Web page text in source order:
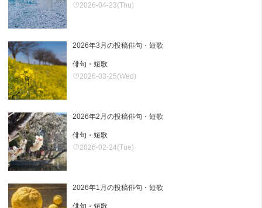
2026-04-23(Thu)
2026年3月の投稿俳句・短歌
俳句・短歌
2026-03-25(Wed)
2026年2月の投稿俳句・短歌
俳句・短歌
2026-02-24(Tue)
2026年1月の投稿俳句・短歌
俳句・短歌